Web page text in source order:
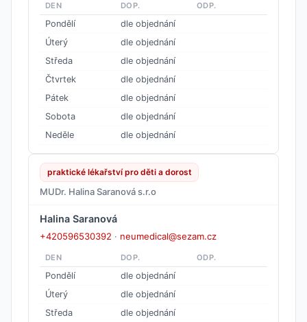
DEN DOP. ODP.
Pondělí
dle objednání
Úterý
dle objednání
Středa
dle objednání
Čtvrtek
dle objednání
Pátek
dle objednání
Sobota
dle objednání
Neděle
dle objednání
praktické lékařství pro děti a dorost
MUDr. Halina Saranová s.r.o
Halina Saranová
+420596530392 · neumedical@sezam.cz
DEN DOP. ODP.
Pondělí
dle objednání
Úterý
dle objednání
Středa
dle objednání